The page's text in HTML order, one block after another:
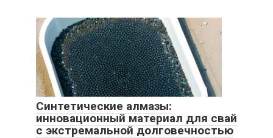
Синтетические алмазы:
инновационный материал для свай
с экстремальной долговечностью